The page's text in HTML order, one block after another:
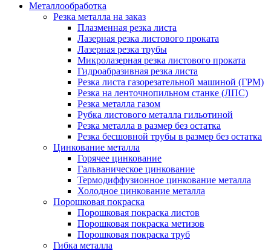
Металлообработка
Резка металла на заказ
Плазменная резка листа
Лазерная резка листового проката
Лазерная резка трубы
Микролазерная резка листового проката
Гидроабразивная резка листа
Резка листа газорезательной машиной (ГРМ)
Резка на ленточнопильном станке (ЛПС)
Резка металла газом
Рубка листового металла гильотиной
Резка металла в размер без остатка
Резка бесшовной трубы в размер без остатка
Цинкование металла
Горячее цинкование
Гальваническое цинкование
Термодиффузионное цинкование металла
Холодное цинкование металла
Порошковая покраска
Порошковая покраска листов
Порошковая покраска метизов
Порошковая покраска труб
Гибка металла